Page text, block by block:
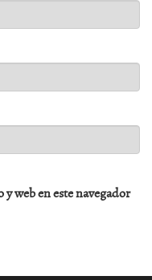
web en este navegador